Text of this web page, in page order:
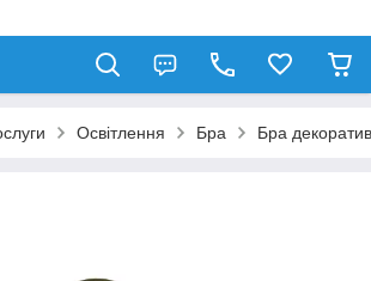
Освітлення Бра Бра